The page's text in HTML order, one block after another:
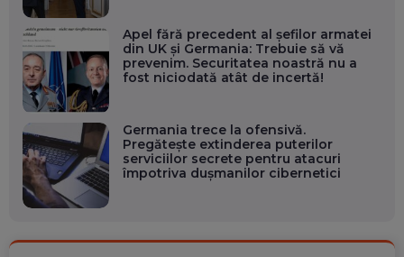
Apel fără precedent al șefilor armatei
din UK și Germania: Trebuie să vă
prevenim. Securitatea noastră nu a
fost niciodată atât de incertă!
Germania trece la ofensivă.
Pregătește extinderea puterilor
serviciilor secrete pentru atacuri
împotriva dușmanilor cibernetici